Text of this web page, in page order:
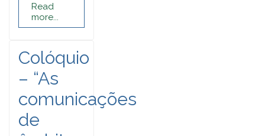
Read
more...
Colóquio
– “As
comunicações
de